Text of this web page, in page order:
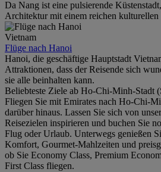
Da Nang ist eine pulsierende
Architektur mit einem reichen kulturellen
Vietnam
Flüge nach Hanoi
Hanoi, die geschäftige Hauptstadt
Attraktionen, dass der Reisende sich
sie alle beinhalten kann.
Beliebteste Ziele ab Ho-Chi-Minh-Stadt
Fliegen Sie mit Emirates nach Ho-Chi-
darüber hinaus. Lassen Sie sich von
Reisezielen inspirieren und buchen Sie
Flug oder Urlaub. Unterwegs genießen
Komfort, Gourmet-Mahlzeiten und
ob Sie Economy Class, Premium
First Class fliegen.